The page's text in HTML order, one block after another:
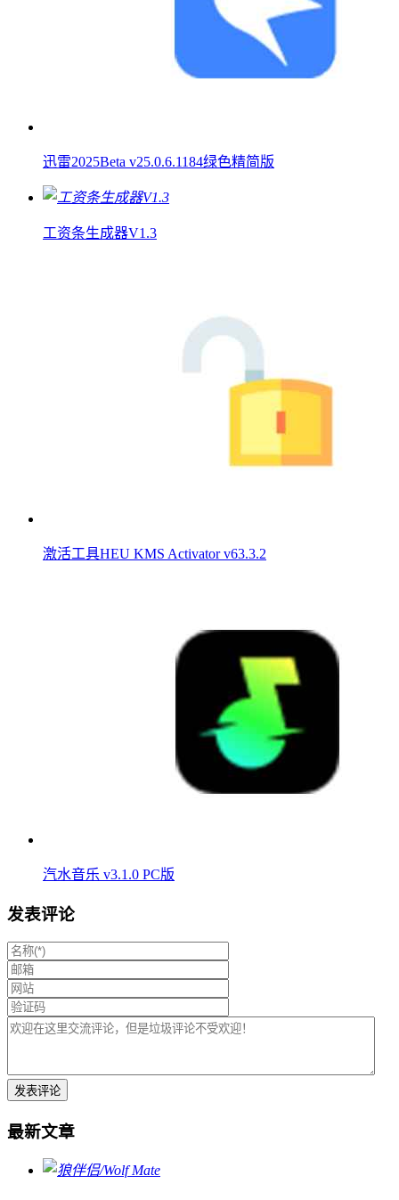
迅雷2025Beta v25.0.6.1184绿色精简版
工资条生成器V1.3
激活工具HEU KMS Activator v63.3.2
汽水音乐 v3.1.0 PC版
发表评论
最新文章